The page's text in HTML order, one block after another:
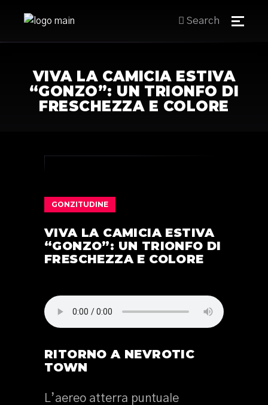
Search
VIVA LA CAMICIA ESTIVA
“GONZO”: UN TRIONFO DI
FRESCHEZZA E COLORE
GONZITUDINE
VIVA LA CAMICIA ESTIVA
“GONZO”: UN TRIONFO DI
FRESCHEZZA E COLORE
RITORNO A NEVROTIC
TOWN
L’aereo atterra puntuale